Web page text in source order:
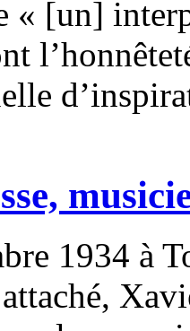
« [un]
1934 à